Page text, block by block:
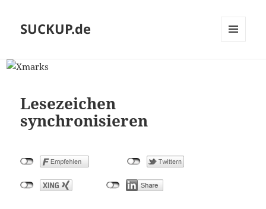
SUCKUP.de
Lesezeichen
synchronisieren